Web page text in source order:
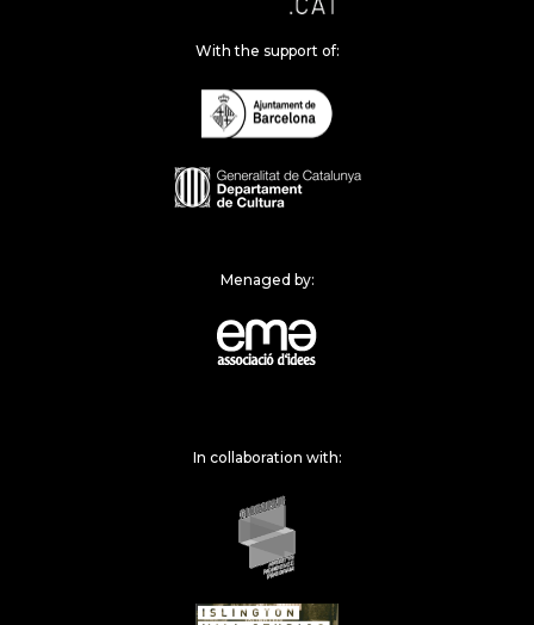
With the support of:
Menaged by:
In collaboration with: